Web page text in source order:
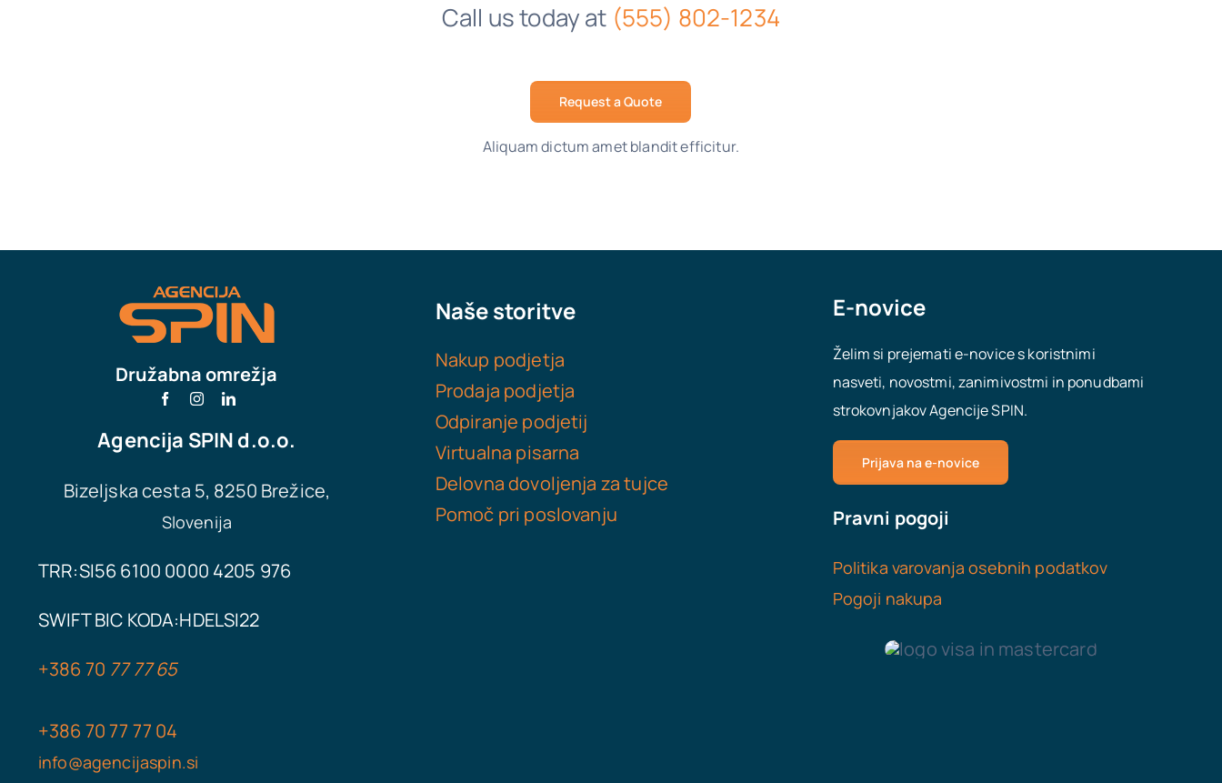
Call us today at (555) 802-1234
Request a Quote
Aliquam dictum amet blandit efficitur.
Družabna omrežja
Agencija SPIN d.o.o.
Bizeljska cesta 5, 8250 Brežice,
Slovenija
TRR:SI56 6100 0000 4205 976
SWIFT BIC KODA:HDELSI22
+38670 77 77 65
+38670 77 77 04
info@agencijaspin.si
Naše storitve
Nakup podjetja
Prodaja podjetja
Odpiranje podjetij
Virtualna pisarna
Delovna dovoljenja za tujce
Pomoč pri poslovanju
E-novice
Želim si prejemati e-novice s koristnimi
nasveti, novostmi, zanimivostmi in ponudbami
strokovnjakov Agencije SPIN.
Prijava na e-novice
Pravni pogoji
Politika varovanja osebnih podatkov
Pogoji nakupa